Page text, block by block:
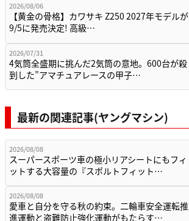
2026/08/06
【黄金の骨格】カワサキ Z250 2027年モデルが
9/5に発売決定! 高級…
2026/07/31
4気筒全盛期に挑んだ2気筒の意地。600台が殺
到した”アマチュアレースの甲子…
最新の関連記事(ヤングマシン)
2026/08/08
スーパースポーツ車の極小リアシートにもフィ
ットする大容量の『スポルトフィット…
2026/08/08
愛車と自分を守る秋の約束。二輪車安全運転推
進運動と盗難防止強化運動がもたらす…